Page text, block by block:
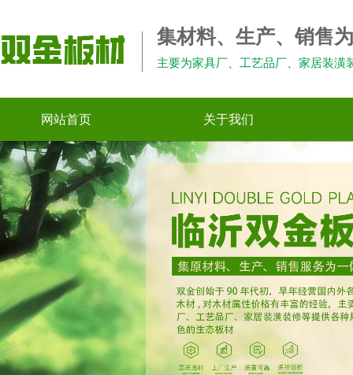
集材料、生产、销售
主要为家具厂、工艺品厂、家居装潢
网站首页 关于我们